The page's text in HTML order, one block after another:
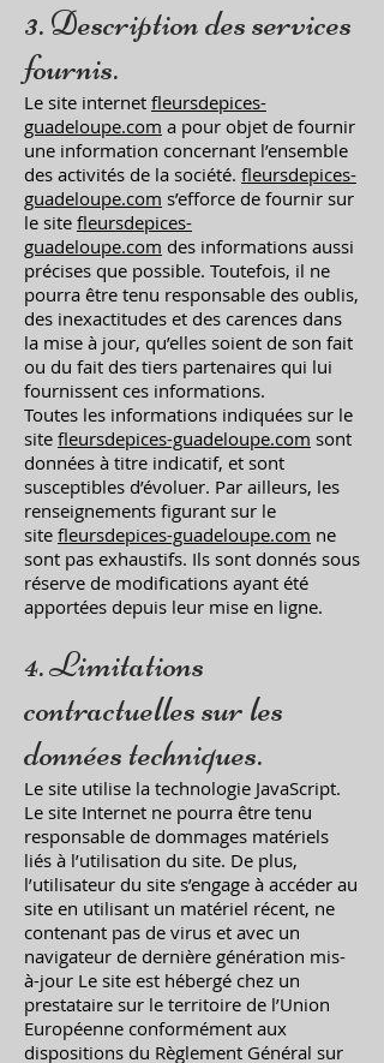
3. Description des services
fournis.
Le site internet fleursdepices-
guadeloupe.com a pour objet de fournir
une information concernant l’ensemble
des activités de la société. fleursdepices-
guadeloupe.com s’efforce de fournir sur
le site fleursdepices-
guadeloupe.com des informations aussi
précises que possible. Toutefois, il ne
pourra être tenu responsable des oublis,
des inexactitudes et des carences dans
la mise à jour, qu’elles soient de son fait
ou du fait des tiers partenaires qui lui
fournissent ces informations.
Toutes les informations indiquées sur le
site fleursdepices-guadeloupe.com sont
données à titre indicatif, et sont
susceptibles d’évoluer. Par ailleurs, les
renseignements figurant sur le
site fleursdepices-guadeloupe.com ne
sont pas exhaustifs. Ils sont donnés sous
réserve de modifications ayant été
apportées depuis leur mise en ligne.
4. Limitations
contractuelles sur les
données techniques.
Le site utilise la technologie JavaScript.
Le site Internet ne pourra être tenu
responsable de dommages matériels
liés à l’utilisation du site. De plus,
l’utilisateur du site s’engage à accéder au
site en utilisant un matériel récent, ne
contenant pas de virus et avec un
navigateur de dernière génération mis-
à-jour Le site est hébergé chez un
prestataire sur le territoire de l’Union
Européenne conformément aux
dispositions du Règlement Général sur